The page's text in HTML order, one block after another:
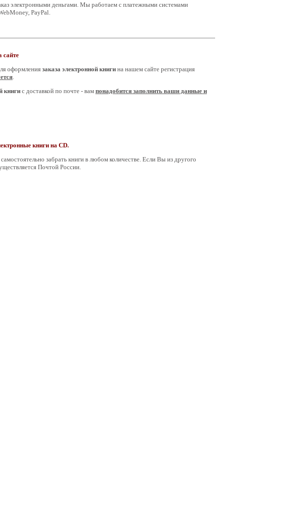
электронными деньгами. Мы работаем с платежными системами
PayPal.
сайте
оформления заказа электронной книги на нашем сайте регистрация
.
книги с доставкой по почте - вам понадобится заполнить ваши данные и
книги на CD.
забрать книги в любом количестве. Если Вы из другого
Почтой России.